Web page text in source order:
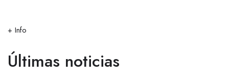
+ Info
Últimas noticias